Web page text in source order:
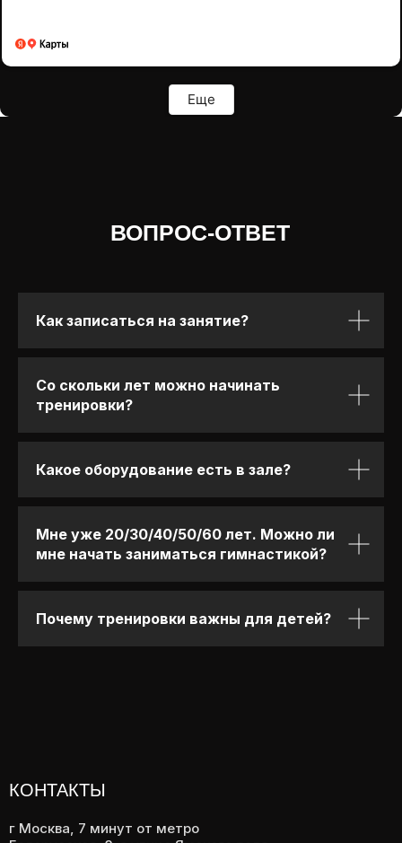
Еще
Как записаться на занятие?
Со скольки лет можно начинать
тренировки?
Какое оборудование есть в зале?
Мне уже 20/30/40/50/60 лет. Можно ли
мне начать заниматься гимнастикой?
Почему тренировки важны для детей?
КОНТАКТЫ
г Москва, 7 минут от метро